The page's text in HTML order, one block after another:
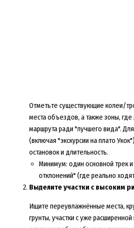
Отметьте существующие колеи/
места объездов, а также зоны,
маршрута ради "лучшего вида".
(включая "экскурсии на плато
остановок и длительность.
Минимум: один основной трек и
отклонений" (где реально
Выделите участки с высоким
Ищите переувлажнённые места,
грунты, участки с уже